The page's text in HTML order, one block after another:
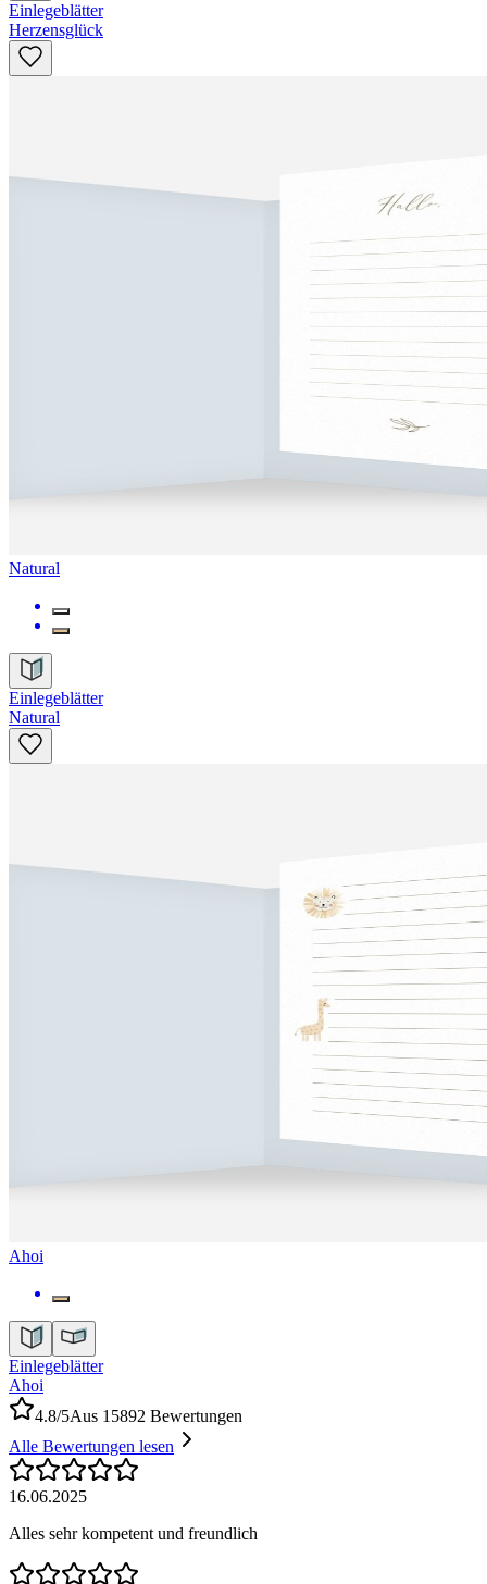
Einlegeblätter
Herzensglück
Natural
Einlegeblätter
Natural
Ahoi
Einlegeblätter
Ahoi
4.8/5Aus 15892 Bewertungen
Alle Bewertungen lesen
16.06.2025
Alles sehr kompetent und freundlich